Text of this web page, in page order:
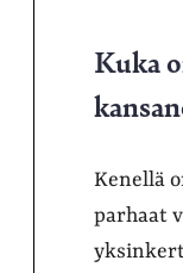
Kuka
Kenellä
parhaat